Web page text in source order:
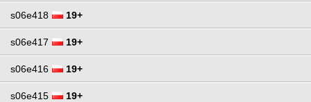
s06e418 19+
s06e417 19+
s06e416 19+
s06e415 19+